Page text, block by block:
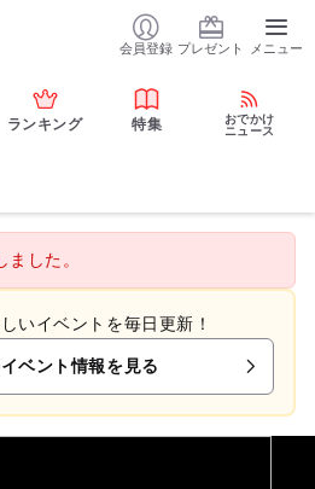
会員登録 プレゼント メニュー
ランキング 特集
おでかけ
ニュース
した。
いイベントを毎日更新！
ベント情報を見る